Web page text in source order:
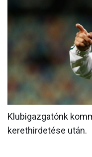
Klubigazgatónk
kerethirdetése után.